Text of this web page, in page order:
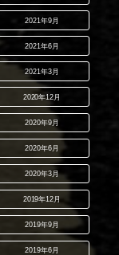
2021年9月
2021年6月
2021年3月
2020年12月
2020年9月
2020年6月
2020年3月
2019年12月
2019年9月
2019年6月